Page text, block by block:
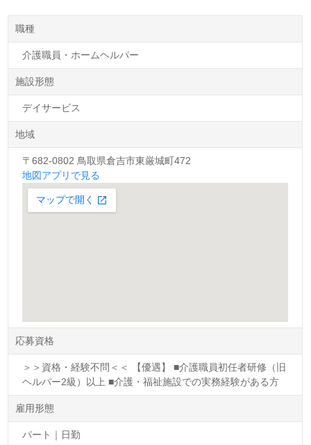
職種
介護職員・ホームヘルパー
施設形態
デイサービス
地域
〒682-0802 鳥取県倉吉市東厳城町472
地図アプリで見る
応募資格
＞＞資格・経験不問＜＜ 【優遇】 ■介護職員初任者研修（旧
ヘルパー2級）以上 ■介護・福祉施設での実務経験がある方
雇用形態
パート｜日勤